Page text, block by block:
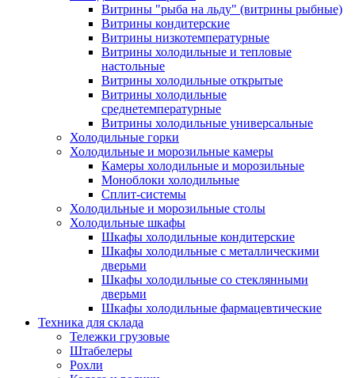
Витрины "рыба на льду" (витрины рыбные)
Витрины кондитерские
Витрины низкотемпературные
Витрины холодильные и тепловые
настольные
Витрины холодильные открытые
Витрины холодильные
среднетемпературные
Витрины холодильные универсальные
Холодильные горки
Холодильные и морозильные камеры
Камеры холодильные и морозильные
Моноблоки холодильные
Сплит-системы
Холодильные и морозильные столы
Холодильные шкафы
Шкафы холодильные кондитерские
Шкафы холодильные с металлическими
дверьми
Шкафы холодильные со стеклянными
дверьми
Шкафы холодильные фармацевтические
Техника для склада
Тележки грузовые
Штабелеры
Рохли